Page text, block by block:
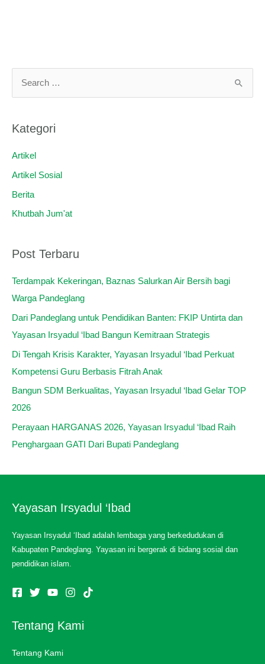
u
n
Kategori
Artikel
Artikel Sosial
Berita
Khutbah Jum'at
Post Terbaru
Terdampak Kekeringan, Baznas Salurkan Air Bersih bagi
Warga Pandeglang
Dari Pandeglang untuk Pendidikan Banten: FKIP Untirta dan
Yayasan Irsyadul ‘Ibad Bangun Kemitraan Strategis
Di Tengah Krisis Karakter, Yayasan Irsyadul ‘Ibad Perkuat
Kompetensi Guru Berbasis Fitrah Anak
Bangun SDM Berkualitas, Yayasan Irsyadul ‘Ibad Gelar TOP
2026
Perayaan HARGANAS 2026, Yayasan Irsyadul ‘Ibad Raih
Penghargaan GATI Dari Bupati Pandeglang
Yayasan Irsyadul ‘Ibad
Yayasan Irsyadul ‘Ibad adalah lembaga yang berkedudukan di
Kabupaten Pandeglang. Yayasan ini bergerak di bidang sosial dan
pendidikan islam.
Tentang Kami
Tentang Kami